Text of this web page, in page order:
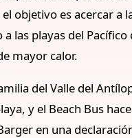
objetivo es acercar a
a las playas del
mayor calor.
del Valle del
y el Beach Bus
en una